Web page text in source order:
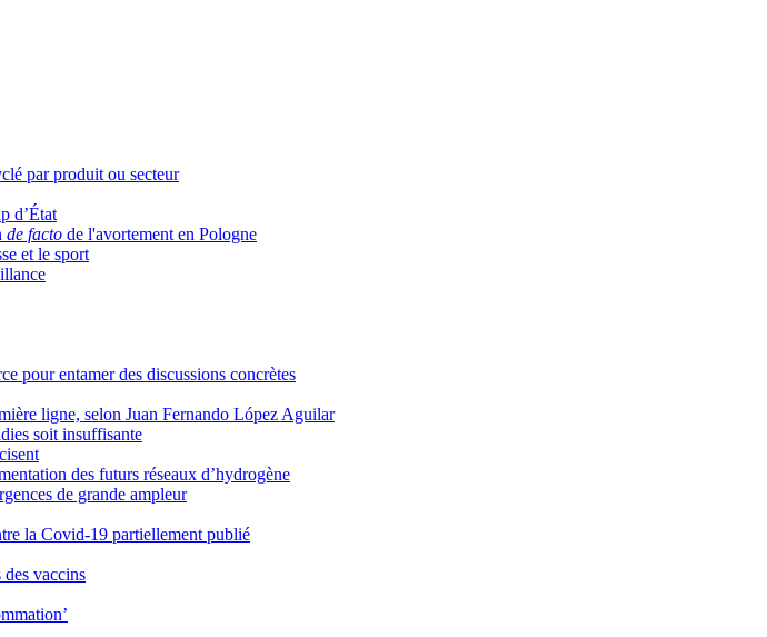
par produit ou secteur
d’État
de facto de l'avortement en Pologne
et le sport
pour entamer des discussions concrètes
ligne, selon Juan Fernando López Aguilar
soit insuffisante
des futurs réseaux d’hydrogène
de grande ampleur
la Covid-19 partiellement publié
vaccins